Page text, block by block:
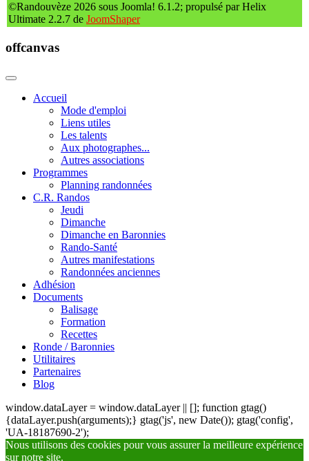
©Randouvèze 2026 sous Joomla! 6.1.2; propulsé par Helix
Ultimate 2.2.7 de JoomShaper
offcanvas
Accueil
Mode d'emploi
Liens utiles
Les talents
Aux photographes...
Autres associations
Programmes
Planning randonnées
C.R. Randos
Jeudi
Dimanche
Dimanche en Baronnies
Rando-Santé
Autres manifestations
Randonnées anciennes
Adhésion
Documents
Balisage
Formation
Recettes
Ronde / Baronnies
Utilitaires
Partenaires
Blog
window.dataLayer = window.dataLayer || []; function gtag()
{dataLayer.push(arguments);} gtag('js', new Date()); gtag('config',
'UA-18187690-2');
Nous utilisons des cookies pour vous assurer la meilleure expérience
sur notre site.